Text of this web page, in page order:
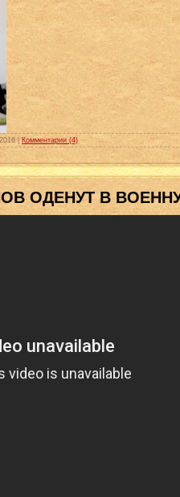
|Комментарии (4)
ОДЕНУТ В